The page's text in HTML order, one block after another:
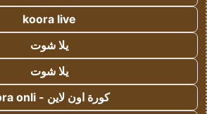
koora live
يلا شوت
يلا شوت
كورة اون لاين - kora onli